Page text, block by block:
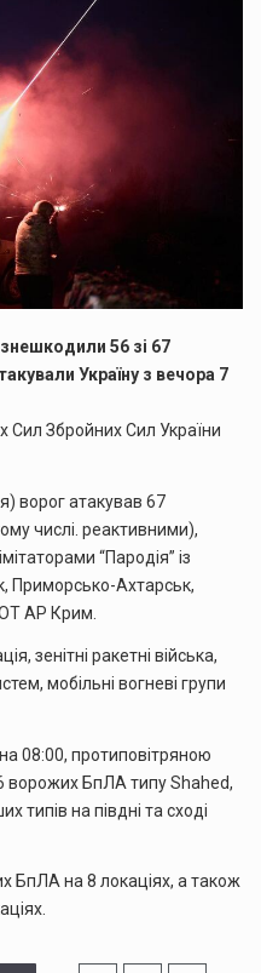
56 зі 67
Україну з вечора 7
Сил Збройних Сил України
ворог атакував 67
числі. реактивними),
“Пародія” із
Приморсько-Ахтарськ,
АР Крим.
зенітні ракетні війська,
мобільні вогневі групи
08:00, протиповітряною
ворожих БпЛА типу Shahed,
типів на півдні та сході
БпЛА на 8 локаціях, а також